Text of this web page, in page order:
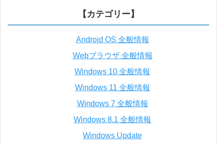
【カテゴリー】
Android OS 全般情報
Webブラウザ 全般情報
Windows 10 全般情報
Windows 11 全般情報
Windows 7 全般情報
Windows 8.1 全般情報
Windows Update